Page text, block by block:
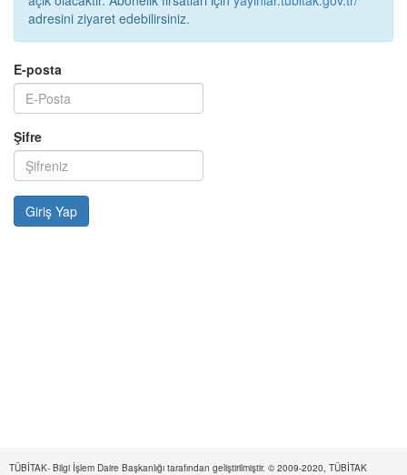
adresini ziyaret edebilirsiniz.
E-posta
Şifre
TÜBİTAK- Bilgi İşlem Daire Başkanlığı tarafından geliştirilmiştir. © 2009-2020, TÜBİTAK